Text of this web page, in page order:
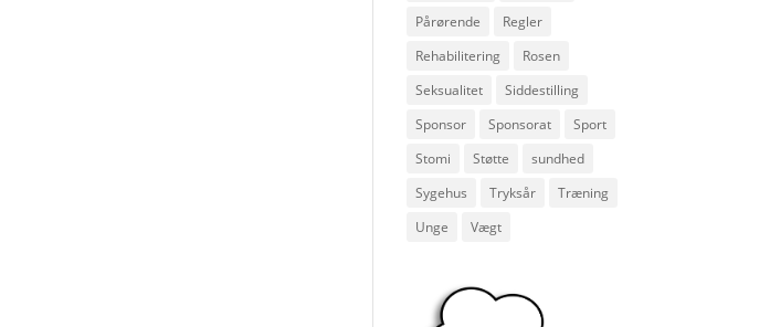
Pårørende
Regler
Rehabilitering
Rosen
Seksualitet
Siddestilling
Sponsor
Sponsorat
Sport
Stomi
Støtte
sundhed
Sygehus
Tryksår
Træning
Unge
Vægt